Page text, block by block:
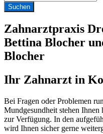
Zahnarztpraxis
Bettina Blocher
Blocher
Ihr Zahnarzt in
Bei Fragen oder Problemen
Mundgesundheit stehen Ihnen
zur Verfügung. In den
wird Ihnen sicher gerne